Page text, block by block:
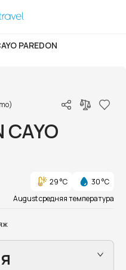
PAREDON
CAYO
29 °C
30 °C
August средняя температура